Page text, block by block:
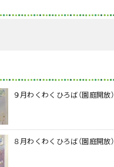
９月わくわくひろば（園庭開放）
８月わくわくひろば（園庭開放）